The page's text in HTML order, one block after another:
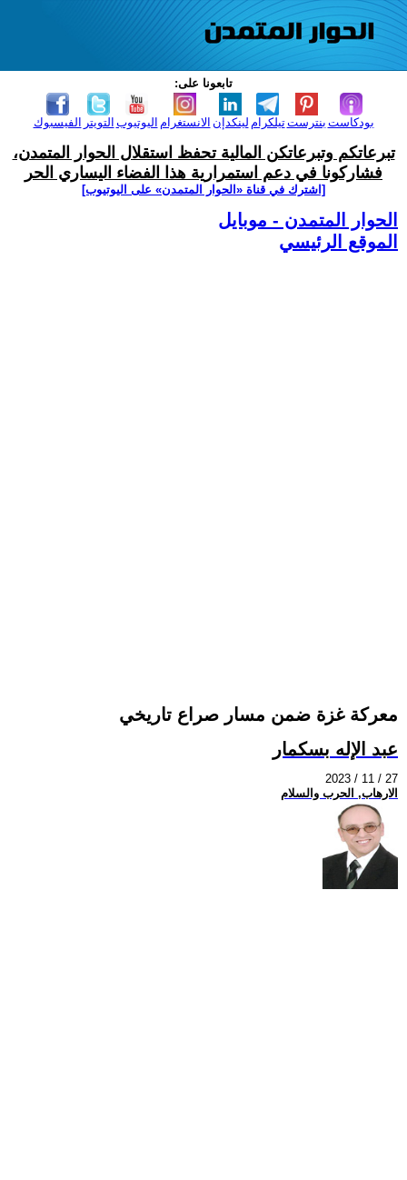
تابعونا على:
الفيسبوك التويتر اليوتيوب الانستغرام لينكدإن تيلكرامبنترست بودكاست
تبرعاتكم وتبرعاتكن المالية تحفظ استقلال الحوار المتمدن،
فشاركونا في دعم استمرارية هذا الفضاء اليساري الحر
[اشترك في قناة ‫«الحوار المتمدن» على اليوتيوب]
الحوار المتمدن - موبايل
الموقع الرئيسي
معركة غزة ضمن مسار صراع تاريخي
عبد الإله بسكمار
2023 / 11 / 27
الارهاب, الحرب والسلام